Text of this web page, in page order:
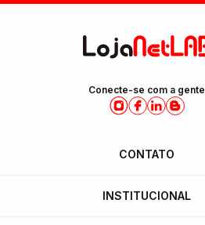
Conecte-se com a gente
CONTATO
INSTITUCIONAL